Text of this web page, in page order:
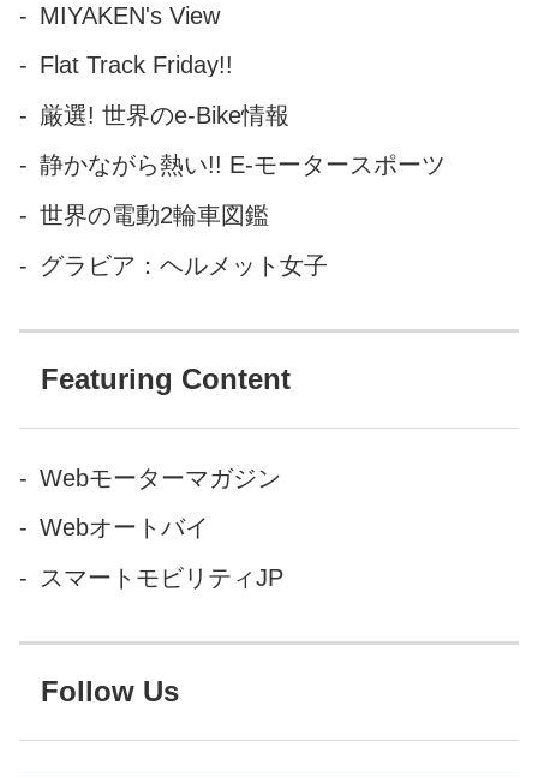
MIYAKEN's View
Flat Track Friday!!
厳選! 世界のe-Bike情報
静かながら熱い!! E-モータースポーツ
世界の電動2輪車図鑑
グラビア：ヘルメット女子
Featuring Content
Webモーターマガジン
Webオートバイ
スマートモビリティJP
Follow Us